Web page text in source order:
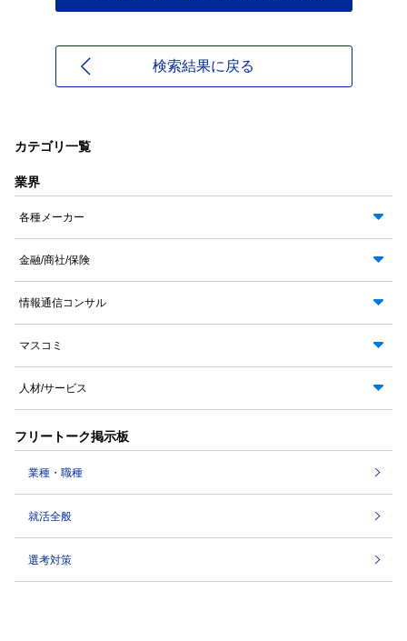
検索結果に戻る
カテゴリ一覧
業界
各種メーカー
金融/商社/保険
情報通信コンサル
マスコミ
人材/サービス
フリートーク掲示板
業種・職種
就活全般
選考対策